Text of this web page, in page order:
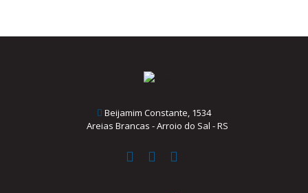
Beijamim Constante, 1534
Areias Brancas - Arroio do Sal - RS